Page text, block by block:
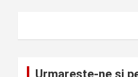
Urmareste-ne si